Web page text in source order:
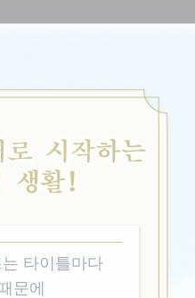
타이틀마다
문에